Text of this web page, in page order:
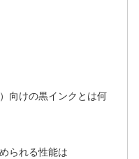
向けの黒インクとは何
られる性能は